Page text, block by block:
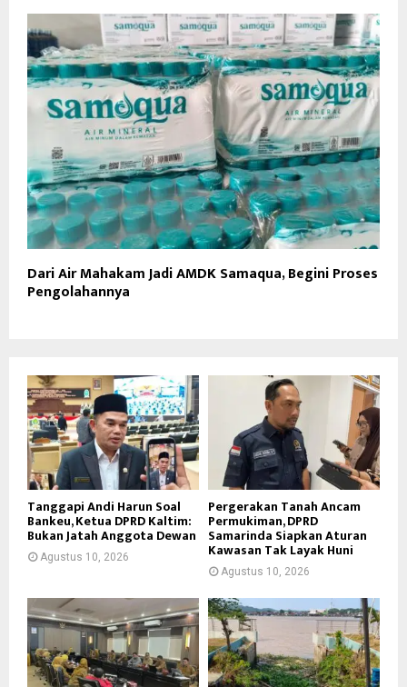
Dari Air Mahakam Jadi AMDK Samaqua, Begini Proses
Pengolahannya
Tanggapi Andi Harun Soal
Bankeu, Ketua DPRD Kaltim:
Bukan Jatah Anggota Dewan
Agustus 10, 2026
Pergerakan Tanah Ancam
Permukiman, DPRD
Samarinda Siapkan Aturan
Kawasan Tak Layak Huni
Agustus 10, 2026